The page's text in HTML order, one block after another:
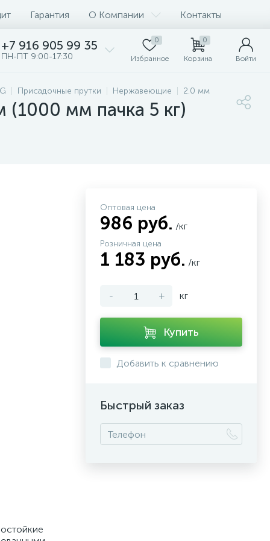
Гарантия О Компании Контакты
+7 916 905 99 35
ПН-ПТ 9:00-17:30
0
Избранное
0
Корзина Войти
Присадочные прутки Нержавеющие 2.0 мм
мм пачка 5 кг)
Оптовая цена
986 руб. /кг
Розничная цена
1 183 руб. /кг
- + кг
Купить
Добавить к сравнению
Быстрый заказ